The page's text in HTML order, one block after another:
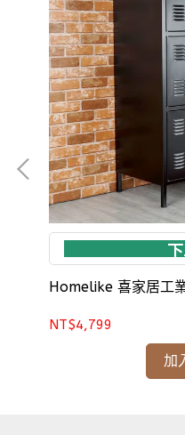
Homelike 喜家居工
NT$4,799
加